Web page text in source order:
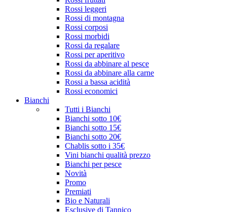
Rossi leggeri
Rossi di montagna
Rossi corposi
Rossi morbidi
Rossi da regalare
Rossi per aperitivo
Rossi da abbinare al pesce
Rossi da abbinare alla carne
Rossi a bassa acidità
Rossi economici
Bianchi
Tutti i Bianchi
Bianchi sotto 10€
Bianchi sotto 15€
Bianchi sotto 20€
Chablis sotto i 35€
Vini bianchi qualità prezzo
Bianchi per pesce
Novità
Promo
Premiati
Bio e Naturali
Esclusive di Tannico